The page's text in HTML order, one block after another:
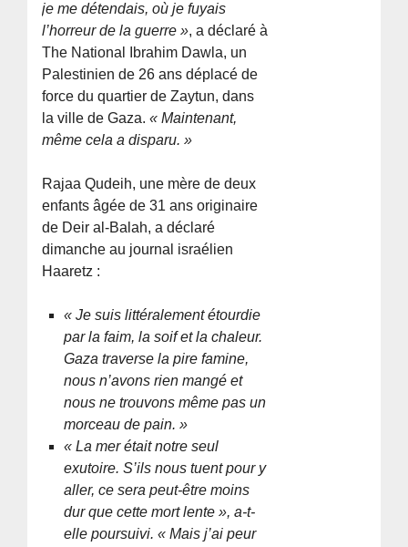
je me détendais, où je fuyais
l’horreur de la guerre », a déclaré à
The National Ibrahim Dawla, un
Palestinien de 26 ans déplacé de
force du quartier de Zaytun, dans
la ville de Gaza.« Maintenant,
même cela a disparu. »
Rajaa Qudeih, une mère de deux
enfants âgée de 31 ans originaire
de Deir al-Balah, a déclaré
dimanche au journal israélien
Haaretz :
« Je suis littéralement étourdie
par la faim, la soif et la chaleur.
Gaza traverse la pire famine,
nous n’avons rien mangé et
nous ne trouvons même pas un
morceau de pain. »
« La mer était notre seul
exutoire. S’ils nous tuent pour y
aller, ce sera peut-être moins
dur que cette mort lente », a-t-
elle poursuivi. « Mais j’ai peur